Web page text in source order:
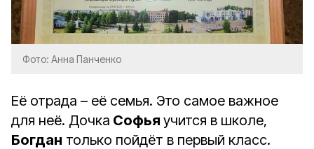
Фото: Анна Панченко
Её отрада – её семья. Это самое важное
для неё. Дочка Софья учится в школе,
Богдан только пойдёт в первый класс.